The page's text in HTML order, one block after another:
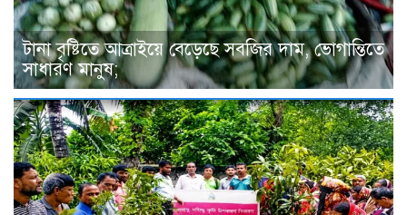
টানা বৃষ্টিতে আত্রাইয়ে বেড়েছে সবজির দাম, ভোগান্তিতে
সাধারণ মানুষ;